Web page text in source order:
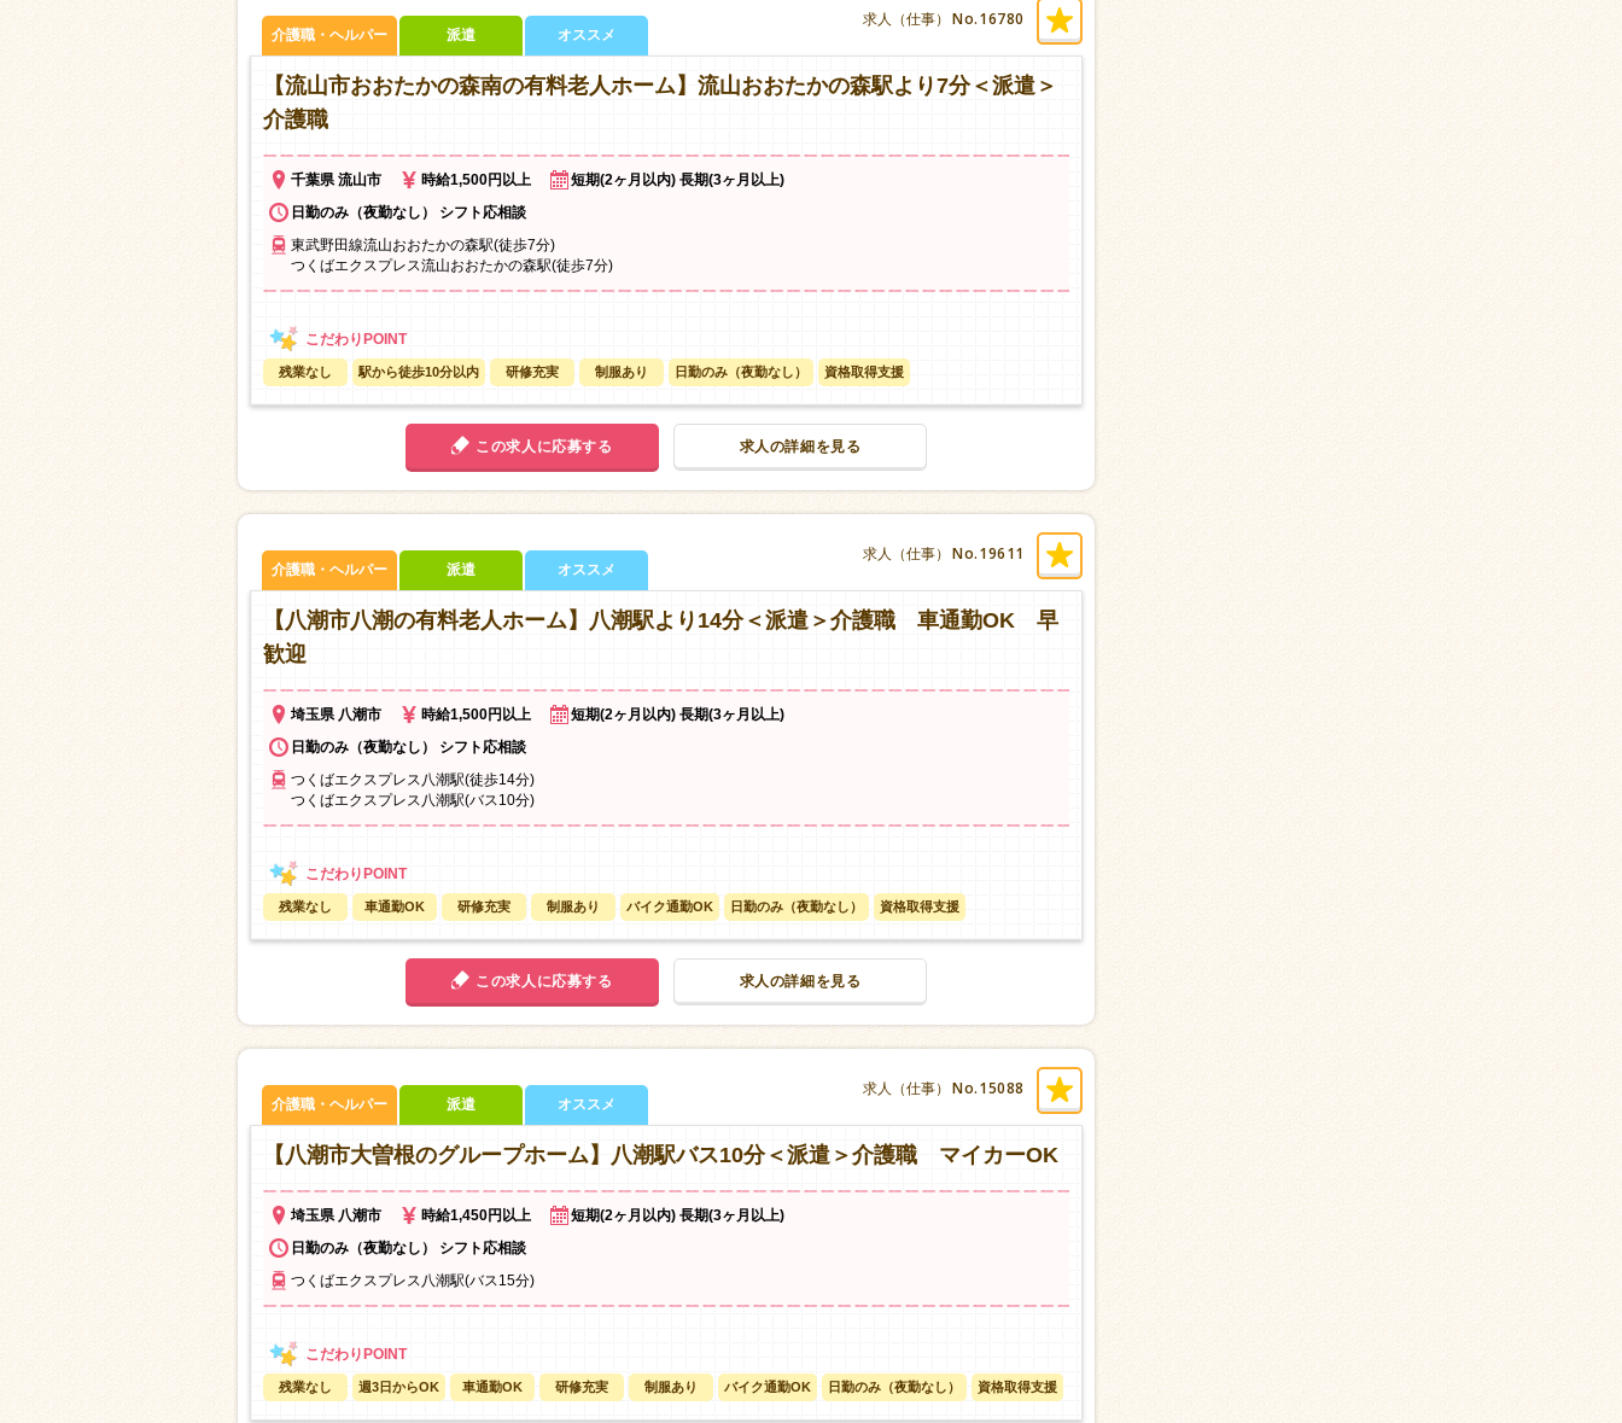
求人（仕事） No.16780
介護職・ヘルパー 派遣 オススメ
【流山市おおたかの森南の有料老人ホーム】流山おおたかの森駅より7分＜派遣＞
介護職
千葉県 流山市 時給1,500円以上
短期(2ヶ月以内) 長期(3ヶ月以上)
日勤のみ（夜勤なし） シフト応相談
東武野田線流山おおたかの森駅(徒歩7分)
つくばエクスプレス流山おおたかの森駅(徒歩7分)
残業なし 駅から徒歩10分以内 研修充実 制服あり 日勤のみ（夜勤なし） 資格取得支援
この求人に応募する 求人の詳細を見る
求人（仕事） No.19611
介護職・ヘルパー 派遣 オススメ
【八潮市八潮の有料老人ホーム】八潮駅より14分＜派遣＞介護職 車通勤OK 早
歓迎
埼玉県 八潮市 時給1,500円以上
短期(2ヶ月以内) 長期(3ヶ月以上)
日勤のみ（夜勤なし） シフト応相談
つくばエクスプレス八潮駅(徒歩14分)
つくばエクスプレス八潮駅(バス10分)
残業なし 車通勤OK 研修充実 制服あり バイク通勤OK 日勤のみ（夜勤なし） 資格取得支援
この求人に応募する 求人の詳細を見る
求人（仕事） No.15088
介護職・ヘルパー 派遣 オススメ
【八潮市大曽根のグループホーム】八潮駅バス10分＜派遣＞介護職 マイカーOK
埼玉県 八潮市 時給1,450円以上
短期(2ヶ月以内) 長期(3ヶ月以上)
日勤のみ（夜勤なし） シフト応相談
つくばエクスプレス八潮駅(バス15分)
残業なし 週3日からOK 車通勤OK 研修充実 制服あり バイク通勤OK 日勤のみ（夜勤なし） 資格取得支援